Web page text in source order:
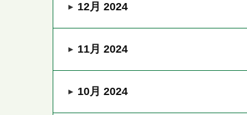
12月 2024
11月 2024
10月 2024